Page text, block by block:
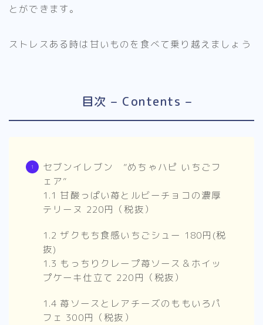
とができます。
ストレスある時は甘いものを食べて乗り越えましょう
目次 – Contents –
セブンイレブン ”めちゃハピ いちごフ
ェア”
1.1 甘酸っぱい苺とルビーチョコの濃厚
テリーヌ 220円（税抜）
1.2 ザクもち食感いちごシュー 180円(税
抜)
1.3 もっちりクレープ苺ソース＆ホイッ
プケーキ仕立て 220円（税抜）
1.4 苺ソースとレアチーズのももいろパ
フェ 300円（税抜）